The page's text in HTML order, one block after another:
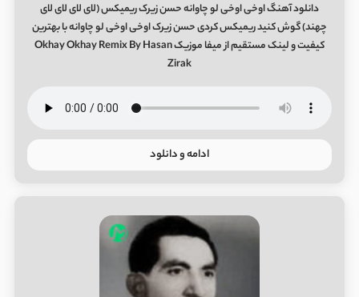
دانلود آهنگ اوخی اوخی لو چاوانه حسن زیرک ریمیکس (ﻟﺎی ﻟﺎی ﻟﺎی ﻟﺎی
ﭼﻬﻨﺪ) گوش کنید ریمیکس کردی حسن زیرک اوخی اوخی لو چاوانه با بهترین
کیفیت و لینک مستقیم از میفا موزیک Okhay Okhay Remix By Hasan
Zirak
ادامه و دانلود